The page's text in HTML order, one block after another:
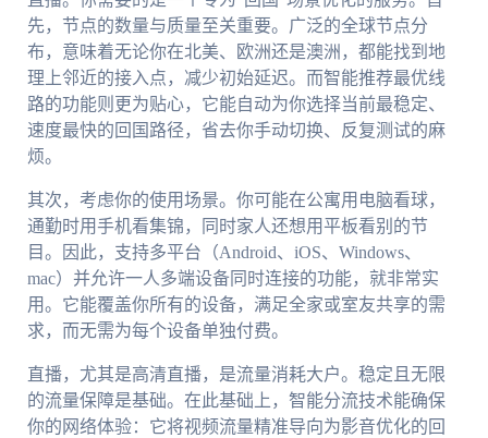
先，节点的数量与质量至关重要。广泛的全球节点分
布，意味着无论你在北美、欧洲还是澳洲，都能找到地
理上邻近的接入点，减少初始延迟。而智能推荐最优线
路的功能则更为贴心，它能自动为你选择当前最稳定、
速度最快的回国路径，省去你手动切换、反复测试的麻
烦。
其次，考虑你的使用场景。你可能在公寓用电脑看球，
通勤时用手机看集锦，同时家人还想用平板看别的节
目。因此，支持多平台（Android、iOS、Windows、
mac）并允许一人多端设备同时连接的功能，就非常实
用。它能覆盖你所有的设备，满足全家或室友共享的需
求，而无需为每个设备单独付费。
直播，尤其是高清直播，是流量消耗大户。稳定且无限
的流量保障是基础。在此基础上，智能分流技术能确保
你的网络体验：它将视频流量精准导向为影音优化的回